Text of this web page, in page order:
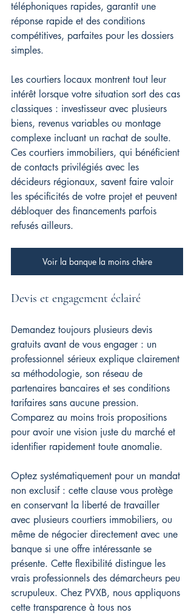
téléphoniques rapides, garantit une
réponse rapide et des conditions
compétitives, parfaites pour les dossiers
simples.
Les courtiers locaux montrent tout leur
intérêt lorsque votre situation sort des cas
classiques : investisseur avec plusieurs
biens, revenus variables ou montage
complexe incluant un rachat de soulte.
Ces courtiers immobiliers, qui bénéficient
de contacts privilégiés avec les
décideurs régionaux, savent faire valoir
les spécificités de votre projet et peuvent
débloquer des financements parfois
refusés ailleurs.
Voir la banque la moins chère
Devis et engagement éclairé
Demandez toujours plusieurs devis
gratuits avant de vous engager : un
professionnel sérieux explique clairement
sa méthodologie, son réseau de
partenaires bancaires et ses conditions
tarifaires sans aucune pression.
Comparez au moins trois propositions
pour avoir une vision juste du marché et
identifier rapidement toute anomalie.
Optez systématiquement pour un mandat
non exclusif : cette clause vous protège
en conservant la liberté de travailler
avec plusieurs courtiers immobiliers, ou
même de négocier directement avec une
banque si une offre intéressante se
présente. Cette flexibilité distingue les
vrais professionnels des démarcheurs peu
scrupuleux. Chez PVXB, nous appliquons
cette transparence à tous nos